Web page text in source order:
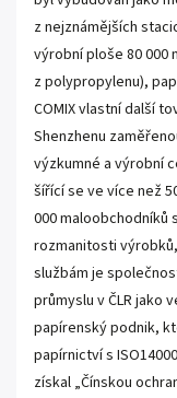
z nejznámějších
výrobní ploše 80 000
z polypropylenu),
COMIX vlastní další
Shenzhenu
výzkumné a výrobní
šířící se ve více než
000 maloobchodníků
rozmanitosti
službám je
průmyslu v ČLR jako
papírenský podnik,
papírnictví s
získal „Čínskou